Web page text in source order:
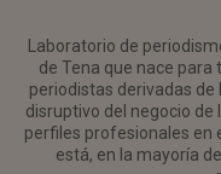
Laboratorio de
de Tena que nace para
periodistas derivadas
disruptivo del negocio
perfiles profesionales en
está, en la mayoría